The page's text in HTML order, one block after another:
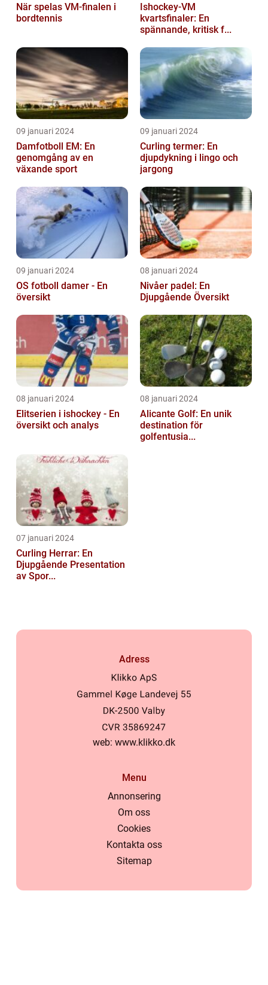
När spelas VM-finalen i
bordtennis
Ishockey-VM
kvartsfinaler: En
spännande, kritisk f...
09 januari 2024
Damfotboll EM: En
genomgång av en
växande sport
09 januari 2024
Curling termer: En
djupdykning i lingo och
jargong
09 januari 2024
OS fotboll damer - En
översikt
08 januari 2024
Nivåer padel: En
Djupgående Översikt
08 januari 2024
Elitserien i ishockey - En
översikt och analys
08 januari 2024
Alicante Golf: En unik
destination för
golfentusia...
07 januari 2024
Curling Herrar: En
Djupgående Presentation
av Spor...
Adress
web: www.klikko.dk
Menu
Annonsering
Om oss
Cookies
Kontakta oss
Sitemap